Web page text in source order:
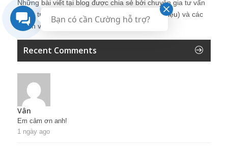
Những bài viết tại blog được chia sẻ bởi chuyên gia tư vấn
Quản trị Nhân sự Nguyễn Hùng Cường (giới thiệu) và các
thành viên khác trong cộng đồng Nhân sự.
Recent Comments
Vân
Em cảm ơn anh!
1 ngày ago
Bạn có cần Cường hỗ trợ?